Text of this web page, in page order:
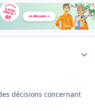
décisions concernant